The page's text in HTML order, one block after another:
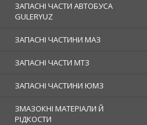
ЗАПАСНІ ЧАСТИ АВТОБУСА
GULERYUZ
ЗАПАСНІ ЧАСТИНИ МАЗ
ЗАПАСНІ ЧАСТИ МТЗ
ЗАПАСНІ ЧАСТИНИ ЮМЗ
ЗМАЗОКНІ МАТЕРІАЛИ Й
РІДКОСТИ